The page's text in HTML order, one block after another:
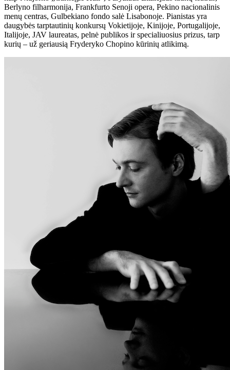
Berlyno filharmonija, Frankfurto Senoji opera, Pekino nacionalinis
menų centras, Gulbekiano fondo salė Lisabonoje. Pianistas yra
daugybės tarptautinių konkursų Vokietijoje, Kinijoje, Portugalijoje,
Italijoje, JAV laureatas, pelnė publikos ir specialiuosius prizus, tarp
kurių – už geriausią Fryderyko Chopino kūrinių atlikimą.